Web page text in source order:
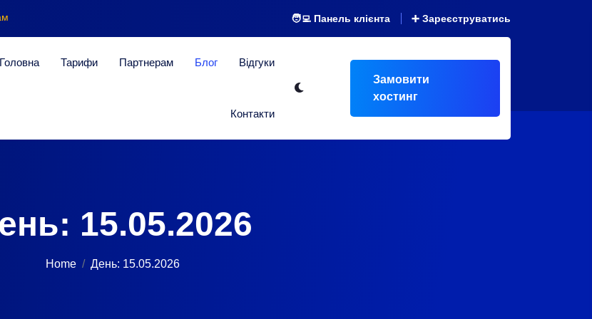
🧑‍💻 Панель клієнта ➕ Зареєструватись
Головна Тарифи Партнерам Блог Відгуки
Контакти
Замовити
хостинг
15.05.2026
Home День: 15.05.2026